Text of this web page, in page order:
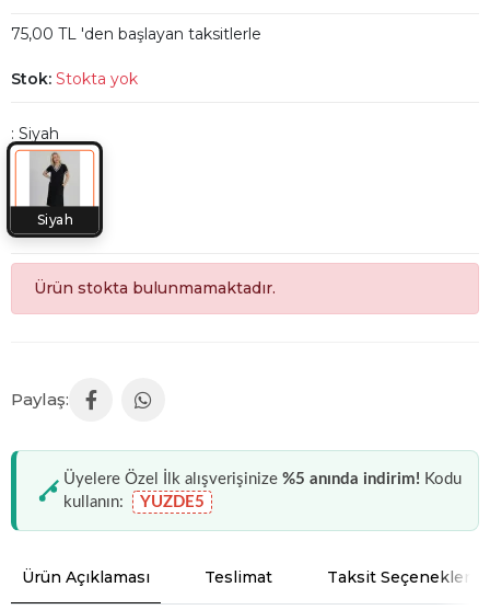
75,00 TL 'den başlayan taksitlerle
Stok: Stokta yok
: Siyah
Siyah
Ürün stokta bulunmamaktadır.
Üyelere Özel İlk alışverişinize %5 anında indirim! Kodu
kullanın:
YUZDE5
Ürün Açıklaması Teslimat Taksit Seçenekleri